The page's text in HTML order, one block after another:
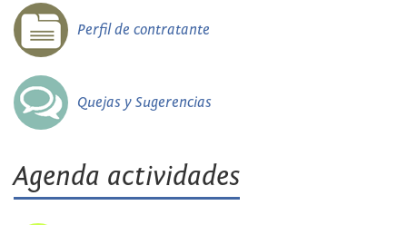
Perfil de contratante
Quejas y Sugerencias
Agenda actividades